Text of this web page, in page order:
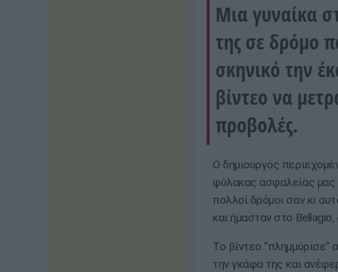
Μια γυναίκα
της σε δρόμο
σκηνικό την
βίντεο να
προβολές.
Ο δημιουργός
φύλακας ασφαλείας μας
πολλοί δρόμοι σαν κι
και ήμασταν στο
Το βίντεο
την γκάφα της και